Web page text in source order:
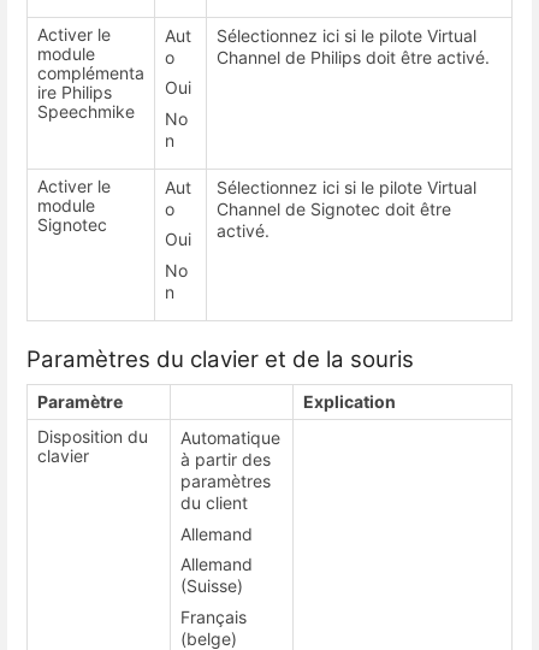
Activer le
module
complémenta
ire Philips
Speechmike
Aut
o
Oui
No
n
Sélectionnez ici si le pilote Virtual
Channel de Philips doit être activé.
Activer le
module
Signotec
Aut
o
Oui
No
n
Sélectionnez ici si le pilote Virtual
Channel de Signotec doit être
activé.
Paramètres du clavier et de la souris
Paramètre
Explication
Disposition du
clavier
Automatique
à partir des
paramètres
du client
Allemand
Allemand
(Suisse)
Français
(belge)